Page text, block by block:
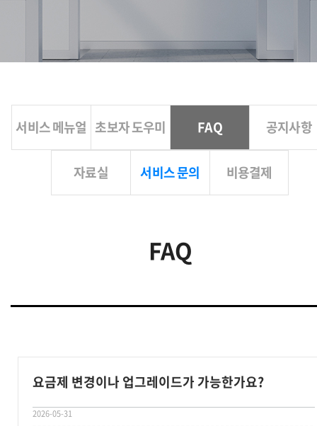
서비스 메뉴얼 초보자 도우미 FAQ 공지사항
자료실 서비스 문의 비용결제
FAQ
요금제 변경이나 업그레이드가 가능한가요?
2026-05-31